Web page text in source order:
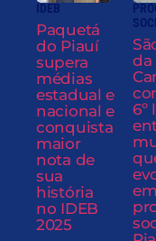
IDEB
Paquetá
do Piauí
supera
médias
estadual e
nacional e
conquista
maior
nota de
sua
história
no IDEB
2025
da
6º
em